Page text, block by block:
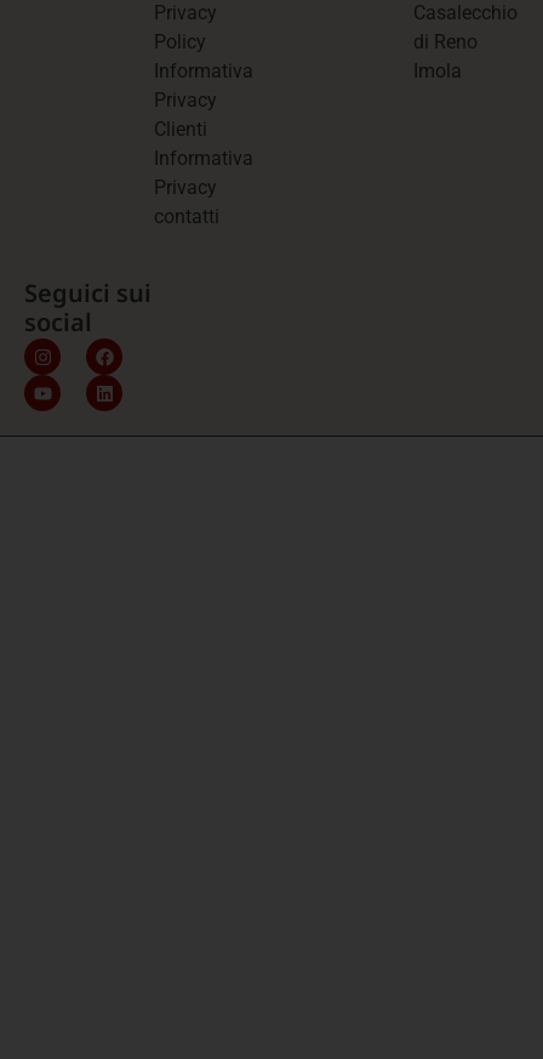
Privacy
Policy
Informativa
Privacy
Clienti
Informativa
Privacy
contatti
Casalecchio
di Reno
Imola
Seguici sui
social